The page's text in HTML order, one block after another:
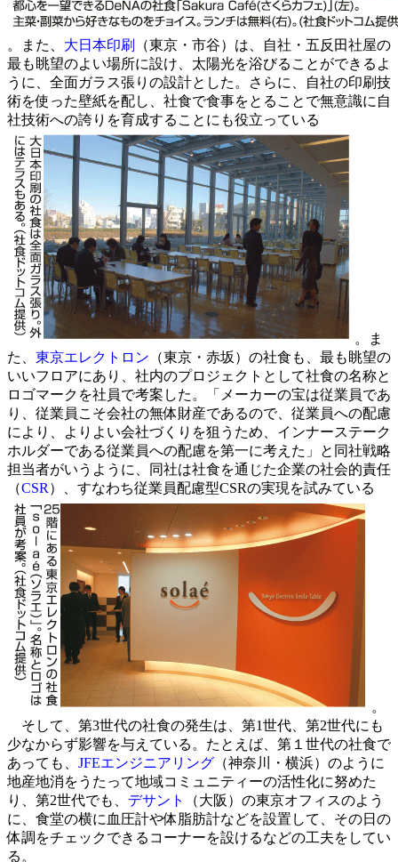
。また、 大日本印刷
（東京・市谷）は、自社・五反田社屋の
最も眺望のよい場所に設け、太陽光を浴びることができるよ
うに、全面ガラス張りの設計とした。さらに、自社の印刷技
術を使った壁紙を配し、社食で食事をとることで無意識に自
社技術への誇りを育成することにも役立っている
。ま
た、 東京エレクトロン （東京・赤坂）の社食も、最も眺望の
いいフロアにあり、社内のプロジェクトとして社食の名称と
ロゴマークを社員で考案した。「メーカーの宝は従業員であ
り、従業員こそ会社の無体財産であるので、従業員への配慮
により、よりよい会社づくりを狙うため、 インナーステーク
ホルダーである従業員への配慮を第一に考えた」と同社戦略
担当者がいうように、同社は社食を通じた企業の社会的責任
（CSR ）、すなわち従業員配慮型CSRの実現を試みている
。
そして、第3世代の社食の発生は、第1世代、第2世代にも
少なからず影響を与えている。たとえば、第１世代の社食で
あっても、 JFEエンジニアリング （神奈川・横浜）のように
地産地消をうたって地域コミュニティーの活性化に努めた
り、第2世代でも、 デサント
（大阪）の東京オフィスのよう
に、食堂の横に血圧計や体脂肪計などを設置して、その日の
体調をチェックできるコーナーを設けるなどの工夫をしてい
る。